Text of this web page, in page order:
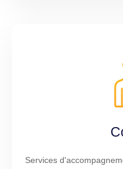
Services